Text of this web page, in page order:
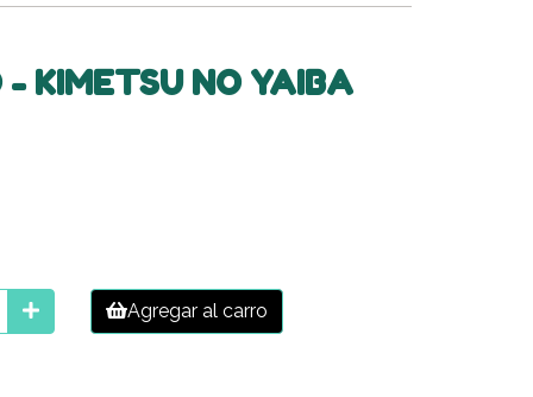
KIMETSU NO YAIBA
Agregar al carro